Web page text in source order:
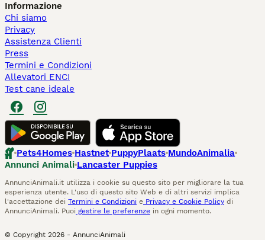
Informazione
Chi siamo
Privacy
Assistenza Clienti
Press
Termini e Condizioni
Allevatori ENCI
Test cane ideale
Pets4Homes Hastnet PuppyPlaats MundoAnimalia
Annunci Animali Lancaster Puppies
AnnunciAnimali.it utilizza i cookie su questo sito per migliorare la tua
esperienza utente. L'uso di questo sito Web e di altri servizi implica
l'accettazione dei Termini e Condizioni e Privacy e Cookie Policy di
AnnunciAnimali. Puoi gestire le preferenze in ogni momento.
© Copyright 2026 - AnnunciAnimali